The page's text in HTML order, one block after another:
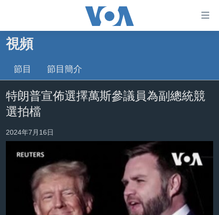
礙
鏈
轉
到
內
容
跳
主頁
美國大選2024
台灣
海外港人
新聞自由
揭謊頻道
視頻
節目 節目簡介
特朗普宣佈選擇萬斯參議員為副總統競
選拍檔
2024年7月16日